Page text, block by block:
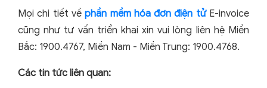
Mọi chi tiết vềphần mềm hóa đơn điện tửE-invoice
cũng như tư vấn triển khai xin vui lòng liên hệ Miền
Bắc: 1900.4767, Miền Nam - Miền Trung: 1900.4768.
Các tin tức liên quan: